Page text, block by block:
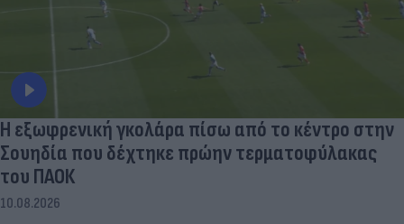
Η εξωφρενική γκολάρα πίσω από το κέντρο στην
Σουηδία που δέχτηκε πρώην τερματοφύλακας
του ΠΑΟΚ
10.08.2026